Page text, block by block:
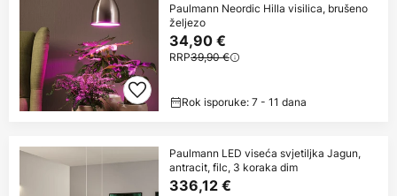
Paulmann Neordic Hilla visilica, brušeno
željezo
34,90 €
RRP39,90 €
Rok isporuke: 7 - 11 dana
Paulmann LED viseća svjetiljka Jagun,
antracit, filc, 3 koraka dim
336,12 €